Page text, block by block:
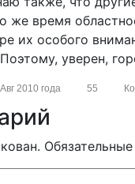
время
их особого
уверен,
2010 года 55